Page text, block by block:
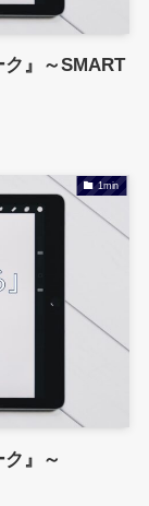
ク』～SMART
1min
』～